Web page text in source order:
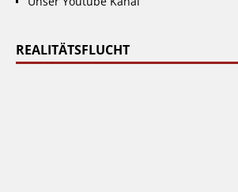
REALITÄTSFLUCHT